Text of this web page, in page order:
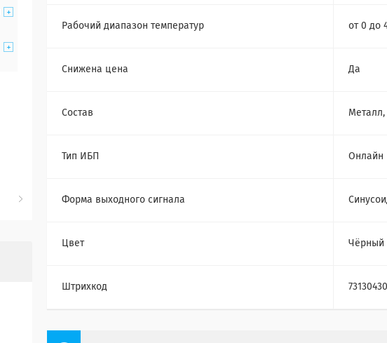
Рабочий диапазон температур от 0 до
Снижена цена Да
Состав Металл,
Тип ИБП Онлайн
Форма выходного сигнала
Цвет Чёрный
Штрихкод